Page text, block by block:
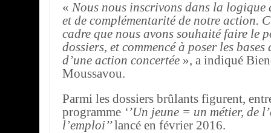
« Nous nous inscrivons dans la
et de complémentarité de notre action.
cadre que nous avons souhaité faire le
dossiers, et commencé à poser les
d’une action concertée », a indiqué
Moussavou.
Parmi les dossiers brûlants figurent,
programme ‘’Un jeune = un métier, de
l’emploi’’lancé en février 2016.